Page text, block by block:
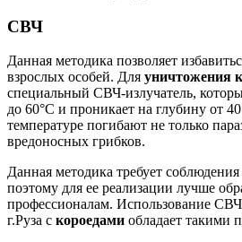
СВЧ
Данная методика позволяет
взрослых особей. Для уничтожения
специальный СВЧ-излучатель,
до 60°C и проникает на глубину от
температуре погибают не только
вредоносных грибков.
Данная методика требует
поэтому для ее реализации лучше
профессионалам. Использование
г.Руза с короедами обладает такими